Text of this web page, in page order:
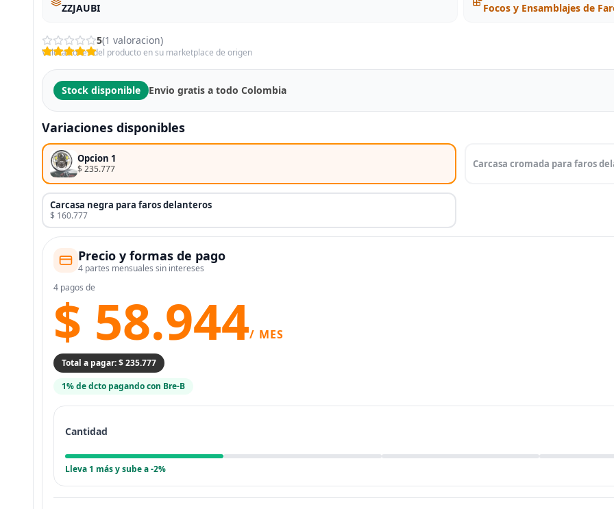
ZZJAUBI Focos y Ensamblajes de
5(1 valoracion)
Valoraciones del producto en su marketplace de origen
Stock disponible Envio gratis a todo Colombia
Variaciones disponibles
Opcion 1
$ 235.777 Carcasa cromada para faros
Carcasa negra para faros delanteros
$ 160.777
Precio y formas de pago
4 partes mensuales sin intereses
4 pagos de
$ 58.944/ MES
Total a pagar: $ 235.777
1% de dcto pagando con Bre-B
Cantidad
Lleva 1 más y sube a -2%